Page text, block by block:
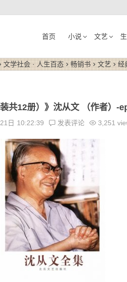
首页 小说 文艺
文学社会 · 人生百态 畅销书 文艺 经
装共12册）》沈从文 （作者）-
日 10:22:39 发表评论 3,251